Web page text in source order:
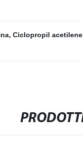
, Ciclopropil acetilene